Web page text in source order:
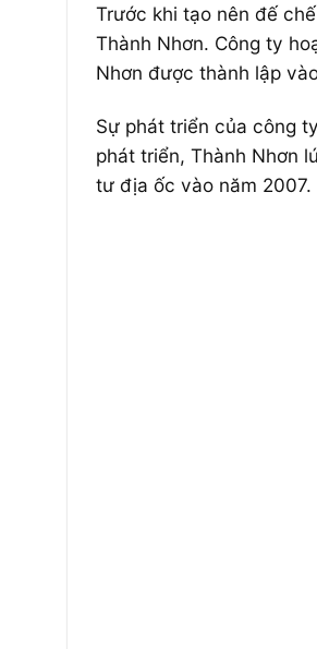
Trước khi tạo nên đế
Thành Nhơn. Công ty
Nhơn được thành lập
Sự phát triển của công
phát triển, Thành Nhơn
tư địa ốc vào năm 2007.